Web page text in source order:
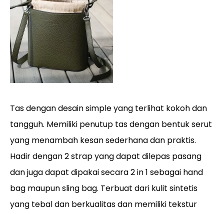
Tas dengan desain simple yang terlihat kokoh dan
tangguh. Memiliki penutup tas dengan bentuk serut
yang menambah kesan sederhana dan praktis.
Hadir dengan 2 strap yang dapat dilepas pasang
dan juga dapat dipakai secara 2 in 1 sebagai hand
bag maupun sling bag. Terbuat dari kulit sintetis
yang tebal dan berkualitas dan memiliki tekstur